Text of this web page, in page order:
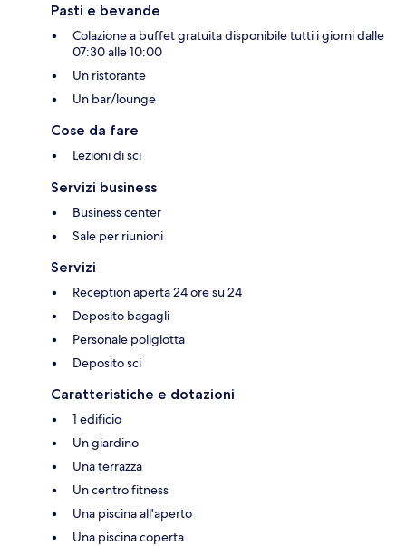
Pasti e bevande
Colazione a buffet gratuita disponibile tutti i giorni dalle
07:30 alle 10:00
Un ristorante
Un bar/lounge
Cose da fare
Lezioni di sci
Servizi business
Business center
Sale per riunioni
Servizi
Reception aperta 24 ore su 24
Deposito bagagli
Personale poliglotta
Deposito sci
Caratteristiche e dotazioni
1 edificio
Un giardino
Una terrazza
Un centro fitness
Una piscina all'aperto
Una piscina coperta